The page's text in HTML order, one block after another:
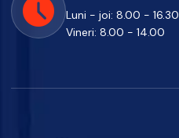
Luni - joi: 8.00 - 16.30
Vineri: 8.00 - 14.00